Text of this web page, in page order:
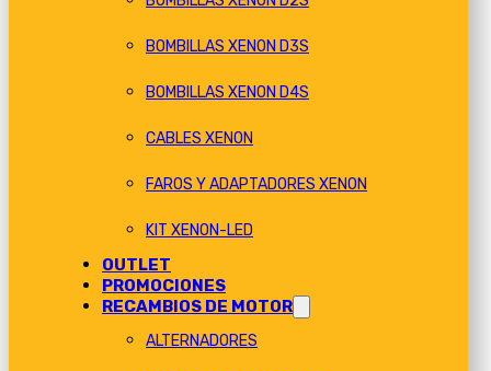
BOMBILLAS XENON D3S
BOMBILLAS XENON D4S
CABLES XENON
FAROS Y ADAPTADORES XENON
KIT XENON-LED
OUTLET
PROMOCIONES
RECAMBIOS DE MOTOR
ALTERNADORES